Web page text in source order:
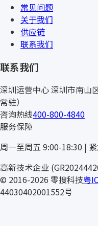
常见问题
关于我们
供应链
联系我们
联系我们
深圳运营中心深圳市南山
常驻）
咨询热线400-800-4840
服务保障
周一至周五 9:00-18:30 |
高新技术企业
© 2016-2026 零搜科技粤
44030402001552号